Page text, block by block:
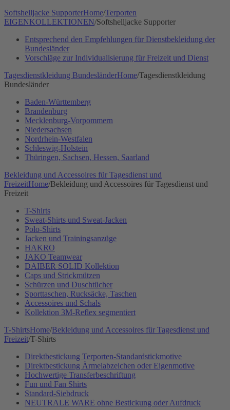
Softshelljacke SupporterHome/Terporten
EIGENKOLLEKTIONEN/Softshelljacke Supporter
Entsprechend den Empfehlungen für Dienstbekleidung der
Bundesländer
Vorschläge zur Individualisierung für Freizeit und Dienst
Tagesdienstkleidung BundesländerHome/Tagesdienstkleidung
Bundesländer
Baden-Württemberg
Brandenburg
Mecklenburg-Vorpommern
Niedersachsen
Nordrhein-Westfalen
Schleswig-Holstein
Thüringen, Sachsen, Hessen, Saarland
Bekleidung und Accessoires für Tagesdienst und
FreizeitHome/Bekleidung und Accessoires für Tagesdienst und
Freizeit
T-Shirts
Sweat-Shirts und Sweat-Jacken
Polo-Shirts
Jacken und Trainingsanzüge
HAKRO
JAKO Teamwear
DAIBER SOLID Kollektion
Caps und Strickmützen
Schürzen und Duschtücher
Sporttaschen, Rucksäcke, Taschen
Accessoires und Schals
Kollektion 3M-Reflex segmentiert
T-ShirtsHome/Bekleidung und Accessoires für Tagesdienst und
Freizeit/T-Shirts
Direktbestickung Terporten-Standardstickmotive
Direktbestickung Ärmelabzeichen oder Eigenmotive
Hochwertige Transferbeschriftung
Fun und Fan Shirts
Standard-Siebdruck
NEUTRALE WARE ohne Bestickung oder Aufdruck